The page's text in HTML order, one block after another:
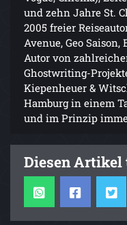
und zehn Jahre St.
2005 freier
Avenue, Geo
Autor von
Ghostwriting-
Kiepenheuer &
Hamburg in einem
und im Prinzip
Diesen Artikel